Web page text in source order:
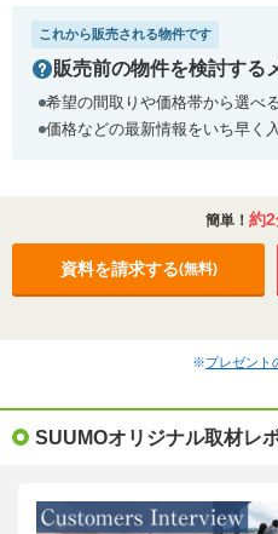
資料請求して詳しく知る(
物件情報更新メールを
ローンシミュレーション
56.01m²～86.66m²、
（備蓄倉庫面積1.10m²含む
2026年8月中旬 販売開始
会社 株式会社長谷工不動産
これから販売される物件です
販売前の物件を検討する
希望の間取りや価格帯から選べ
価格などの最新情報をいち早く
簡単！ 約
資料を請求する(無料)
プレゼント
SUUMOオリジナル取材レ